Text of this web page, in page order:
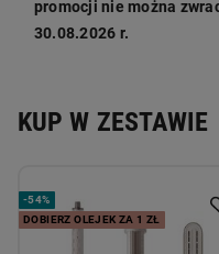
promocji nie można
30.08.2026 r.
KUP W ZESTAWIE
-54%
DOBIERZ OLEJEK ZA 1 ZŁ